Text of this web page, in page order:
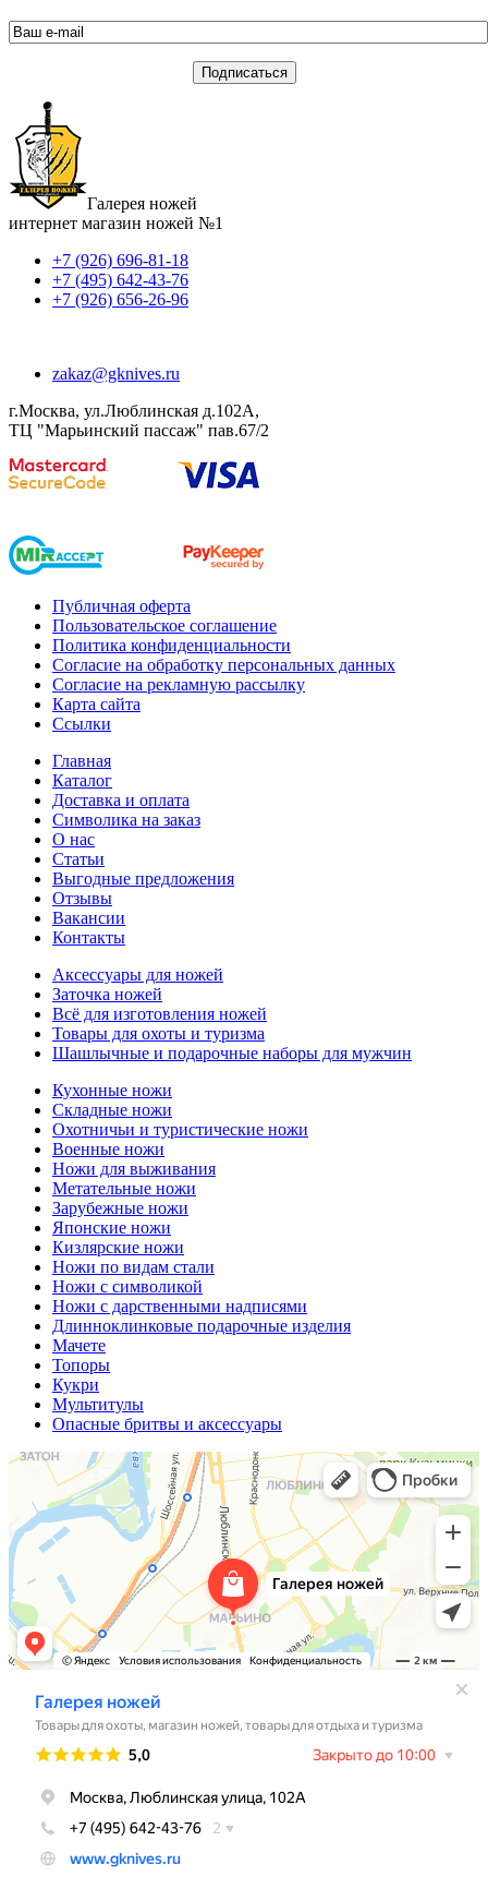
Галерея ножей
интернет магазин ножей №1
+7 (926) 696-81-18
+7 (495) 642-43-76
+7 (926) 656-26-96
zakaz@gknives.ru
г.Москва, ул.Люблинская д.102А,
ТЦ "Марьинский пассаж" пав.67/2
Публичная оферта
Пользовательское соглашение
Политика конфиденциальности
Согласие на обработку персональных данных
Согласие на рекламную рассылку
Карта сайта
Ссылки
Главная
Каталог
Доставка и оплата
Символика на заказ
О нас
Статьи
Выгодные предложения
Отзывы
Вакансии
Контакты
Аксессуары для ножей
Заточка ножей
Всё для изготовления ножей
Товары для охоты и туризма
Шашлычные и подарочные наборы для мужчин
Кухонные ножи
Складные ножи
Охотничьи и туристические ножи
Военные ножи
Ножи для выживания
Метательные ножи
Зарубежные ножи
Японские ножи
Кизлярские ножи
Ножи по видам стали
Ножи с символикой
Ножи с дарственными надписями
Длинноклинковые подарочные изделия
Мачете
Топоры
Кукри
Мультитулы
Опасные бритвы и аксессуары